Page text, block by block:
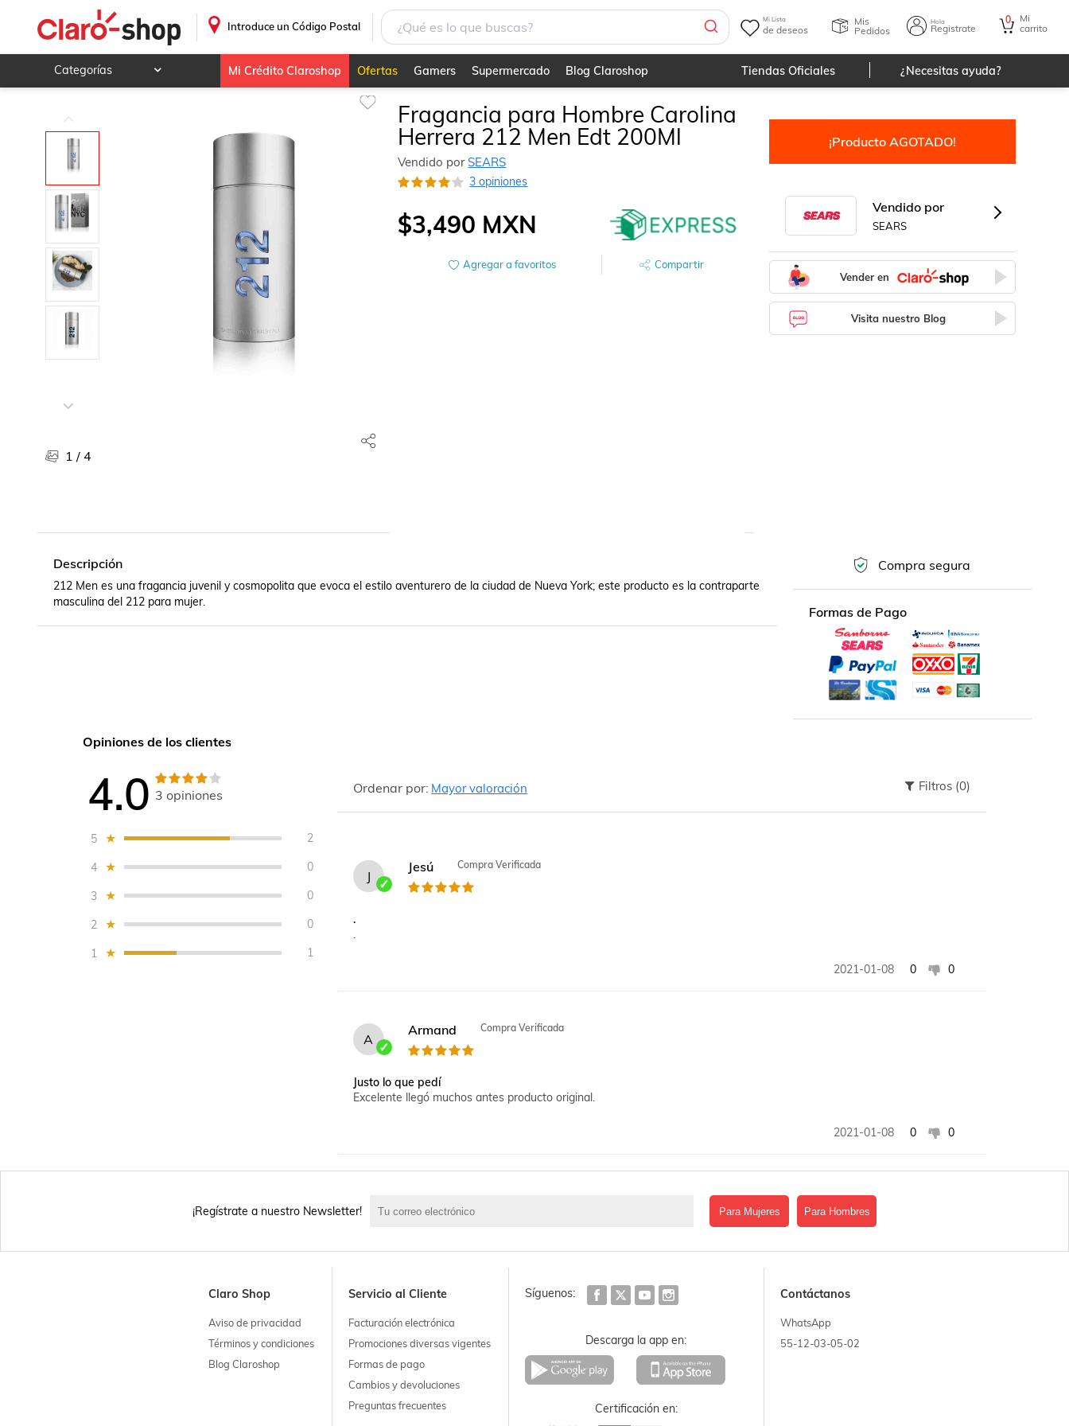
Introduce un Código Postal
Mi Lista
de deseos
Mis
Pedidos
Hola
Registrate
0
Mi
carrito
Categorías
Videojuegos
Hogar y jardín
Deportes y ocio
Animales y mascotas
Ferretería y autos
Ropa, calzado y accesorios
Mamá y bebé
Joyería y relojes
Juegos y juguetes
Otras categorías
Súpermercado
Mi Crédito Claroshop Ofertas Gamers Supermercado Blog Claroshop Tiendas Oficiales ¿Necesitas ayuda?
1 / 4
Fragancia para Hombre Carolina
Herrera 212 Men Edt 200Ml
Vendido porSEARS
3 opiniones
$3,490 MXN
Agregar a favoritos Compartir
¡Producto AGOTADO!
Vendido por
SEARS
Vender en
Visita nuestro Blog
Descripción
212 Men es una fragancia juvenil y cosmopolita que evoca el estilo aventurero de la ciudad de Nueva York; este producto es la contraparte
masculina del 212 para mujer.
Compra segura
Formas de Pago
Opiniones de los clientes
4.0 3 opiniones
5 2
4 0
3 0
2 0
1 1
Ordenar por: Mayor valoración Filtros (0)
J
Jesú Compra Verificada
.
.
2021-01-08 0 0
A
Armand Compra Verificada
Justo lo que pedí
Excelente llegó muchos antes producto original.
2021-01-08 0 0
¡Regístrate a nuestro Newsletter! Para Mujeres Para Hombres
Claro Shop
Aviso de privacidad
Términos y condiciones
Blog Claroshop
Servicio al Cliente
Facturación electrónica
Promociones diversas vigentes
Formas de pago
Cambios y devoluciones
Preguntas frecuentes
Síguenos:
Descarga la app en:
Certificación en:
Contáctanos
WhatsApp
55-12-03-05-02
Fragancia para Hombre Carolina Herrera 212 Men Edt 200Ml